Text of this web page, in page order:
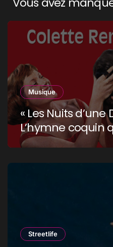
Musique
« Les Nuits d’une
L’hymne coquin
censure !
Streetlife